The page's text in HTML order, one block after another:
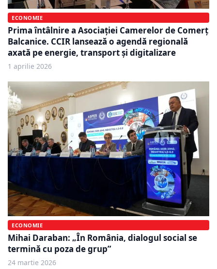
ECONOMIE
Prima întâlnire a Asociației Camerelor de Comerț
Balcanice. CCIR lansează o agendă regională
axată pe energie, transport și digitalizare
1 aprilie 2026
ECONOMIE
Mihai Daraban: „În România, dialogul social se
termină cu poza de grup”
24 martie 2026